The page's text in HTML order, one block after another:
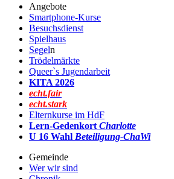
Angebote
Smartphone-Kurse
Besuchsdienst
Spielhaus
Segeln
Trödelmärkte
Queer`s Jugendarbeit
KITA 2026
echt.fair
echt.stark
Elternkurse im HdF
Lern-Gedenkort Charlotte
U 16 Wahl Beteiligung-ChaWi
Gemeinde
Wer wir sind